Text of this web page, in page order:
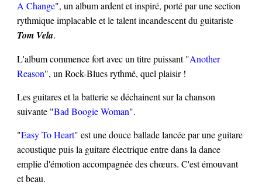
A Change", un album ardent et inspiré, porté par une section
rythmique implacable et le talent incandescent du guitariste
Tom Vela.
L'album commence fort avec un titre puissant "Another
Reason", un Rock-Blues rythmé, quel plaisir !
Les guitares et la batterie se déchainent sur la chanson
suivante "Bad Boogie Woman".
"Easy To Heart" est une douce ballade lancée par une guitare
acoustique puis la guitare électrique entre dans la dance
emplie d'émotion accompagnée des chœurs. C'est émouvant
et beau.